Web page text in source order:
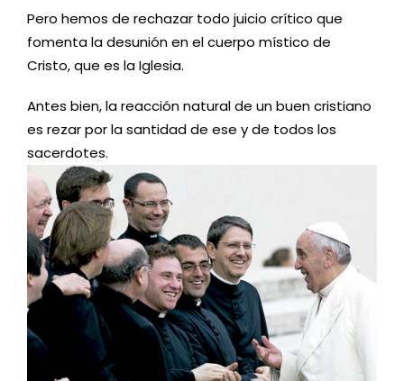
Pero hemos de rechazar todo juicio crítico que
fomenta la desunión en el cuerpo místico de
Cristo, que es la Iglesia.
Antes bien, la reacción natural de un buen cristiano
es rezar por la santidad de ese y de todos los
sacerdotes.